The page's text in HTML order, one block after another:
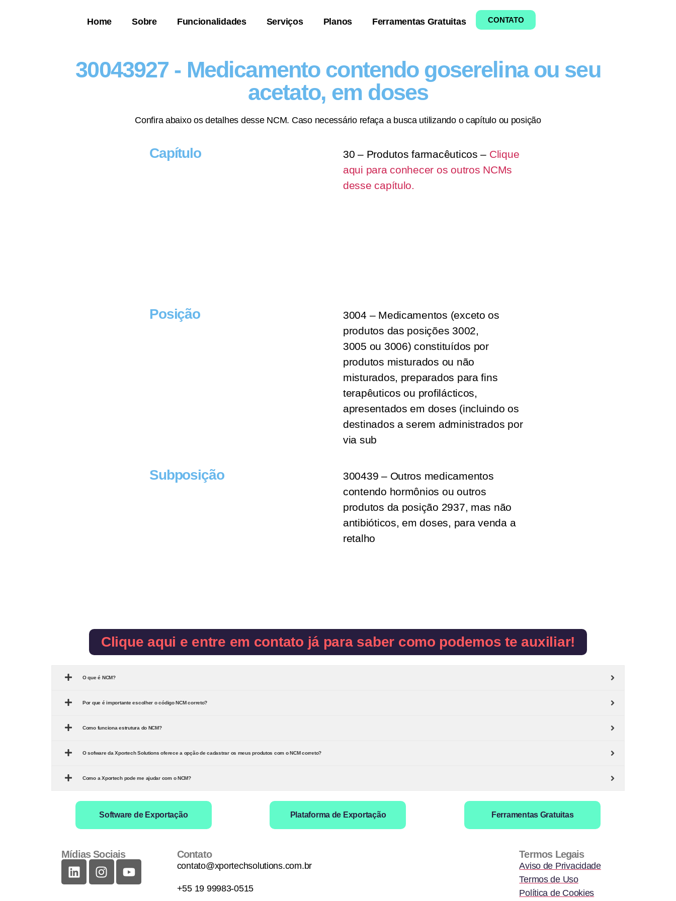
Home Sobre Funcionalidades Serviços Planos Ferramentas Gratuitas CONTATO
30043927 - Medicamento contendo goserelina ou seu
acetato, em doses
Confira abaixo os detalhes desse NCM. Caso necessário refaça a busca utilizando o capítulo ou posição
Capítulo 30 – Produtos farmacêuticos – Clique
aqui para conhecer os outros NCMs
desse capítulo.
Posição
3004 – Medicamentos (exceto os
produtos das posições 3002,
3005 ou 3006) constituídos por
produtos misturados ou não
misturados, preparados para fins
terapêuticos ou profilácticos,
apresentados em doses (incluindo os
destinados a serem administrados por
via sub
Subposição
300439 – Outros medicamentos
contendo hormônios ou outros
produtos da posição 2937, mas não
antibióticos, em doses, para venda a
retalho
Clique aqui e entre em contato já para saber como podemos te auxiliar!
O que é NCM?
Por que é importante escolher o código NCM correto?
Como funciona estrutura do NCM?
O sofware da Xportech Solutions oferece a opção de cadastrar os meus produtos com o NCM correto?
Como a Xportech pode me ajudar com o NCM?
Software de Exportação Plataforma de Exportação Ferramentas Gratuitas
Mídias Sociais Contato
contato@xportechsolutions.com.br
+55 19 99983-0515
Termos Legais
Aviso de Privacidade
Termos de Uso
Política de Cookies